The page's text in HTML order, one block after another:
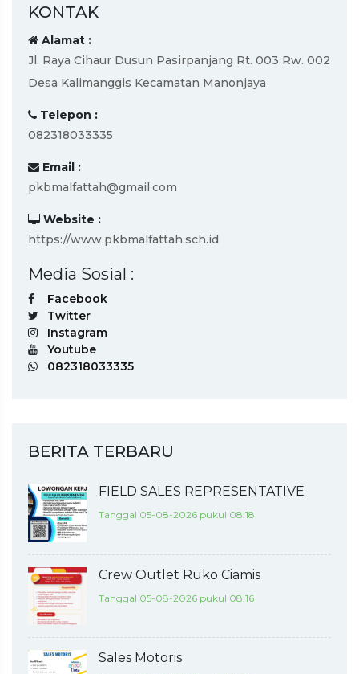
KONTAK
Alamat :
Jl. Raya Cihaur Dusun Pasirpanjang Rt. 003 Rw. 002
Desa Kalimanggis Kecamatan Manonjaya
Telepon :
082318033335
Email :
pkbmalfattah@gmail.com
Website :
https://www.pkbmalfattah.sch.id
Media Sosial :
Facebook
Twitter
Instagram
Youtube
082318033335
BERITA TERBARU
FIELD SALES REPRESENTATIVE
Tanggal 05-08-2026 pukul 08:18
Crew Outlet Ruko Ciamis
Tanggal 05-08-2026 pukul 08:16
Sales Motoris